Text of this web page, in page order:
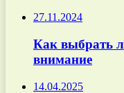
27.11.2024
Как выбрать
внимание
14.04.2025